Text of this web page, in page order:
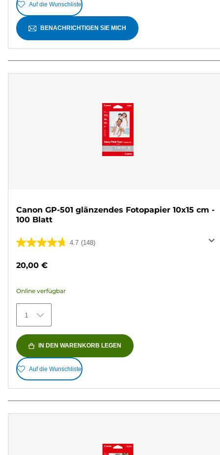
Auf die Wunschliste
BENACHRICHTIGEN SIE MICH
Canon GP-501 glänzendes Fotopapier 10x15 cm -
100 Blatt
4.7 (148)
4.7
5
148
Bewertungen
20,00 €
Online verfügbar
1
IN DEN WARENKORB LEGEN
Auf die Wunschliste